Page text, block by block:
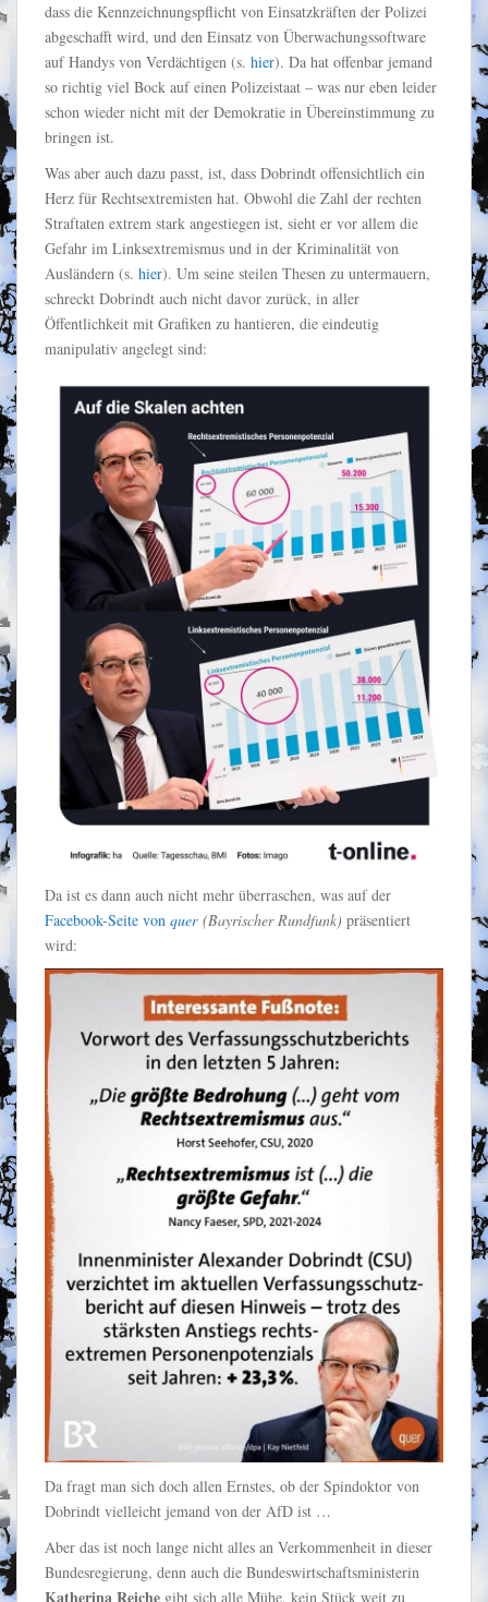
dass die Kennzeichnungspflicht von Einsatzkräften der Polizei
abgeschafft wird, und den Einsatz von Überwachungssoftware
auf Handys von Verdächtigen (s. hier). Da hat offenbar jemand
so richtig viel Bock auf einen Polizeistaat – was nur eben leider
schon wieder nicht mit der Demokratie in Übereinstimmung zu
bringen ist.
Was aber auch dazu passt, ist, dass Dobrindt offensichtlich ein
Herz für Rechtsextremisten hat. Obwohl die Zahl der rechten
Straftaten extrem stark angestiegen ist, sieht er vor allem die
Gefahr im Linksextremismus und in der Kriminalität von
Ausländern (s. hier). Um seine steilen Thesen zu untermauern,
schreckt Dobrindt auch nicht davor zurück, in aller
Öffentlichkeit mit Grafiken zu hantieren, die eindeutig
manipulativ angelegt sind:
Da ist es dann auch nicht mehr überraschen, was auf der
Facebook-Seite von quer(Bayrischer Rundfunk) präsentiert
wird:
Da fragt man sich doch allen Ernstes, ob der Spindoktor von
Dobrindt vielleicht jemand von der AfD ist …
Aber das ist noch lange nicht alles an Verkommenheit in dieser
Bundesregierung, denn auch die Bundeswirtschaftsministerin
Katherina Reiche gibt sich alle Mühe, kein Stück weit zu